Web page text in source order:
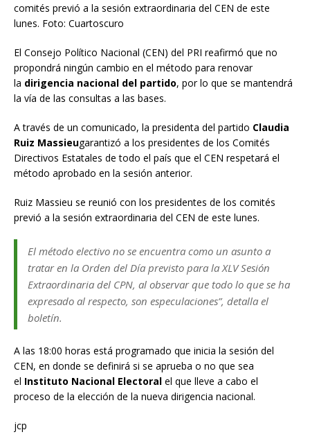
comités previó a la sesión extraordinaria del CEN de este
lunes. Foto: Cuartoscuro
El Consejo Político Nacional (CEN) del PRI reafirmó que no
propondrá ningún cambio en el método para renovar
la dirigencia nacional del partido, por lo que se mantendrá
la vía de las consultas a las bases.
A través de un comunicado, la presidenta del partido Claudia
Ruiz Massieugarantizó a los presidentes de los Comités
Directivos Estatales de todo el país que el CEN respetará el
método aprobado en la sesión anterior.
Ruiz Massieu se reunió con los presidentes de los comités
previó a la sesión extraordinaria del CEN de este lunes.
El método electivo no se encuentra como un asunto a
tratar en la Orden del Día previsto para la XLV Sesión
Extraordinaria del CPN, al observar que todo lo que se ha
expresado al respecto, son especulaciones”, detalla el
boletín.
A las 18:00 horas está programado que inicia la sesión del
CEN, en donde se definirá si se aprueba o no que sea
el Instituto Nacional Electoral el que lleve a cabo el
proceso de la elección de la nueva dirigencia nacional.
jcp